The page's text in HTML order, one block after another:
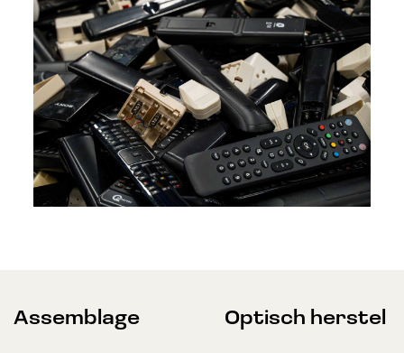
Assemblage Optisch herstel